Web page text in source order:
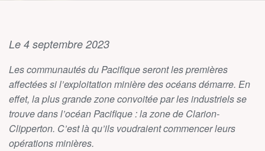
Le 4 septembre 2023
Les communautés du Pacifique seront les premières
affectées si l’exploitation minière des océans démarre. En
effet, la plus grande zone convoitée par les industriels se
trouve dans l’océan Pacifique : la zone de Clarion-
Clipperton. C’est là qu’ils voudraient commencer leurs
opérations minières.